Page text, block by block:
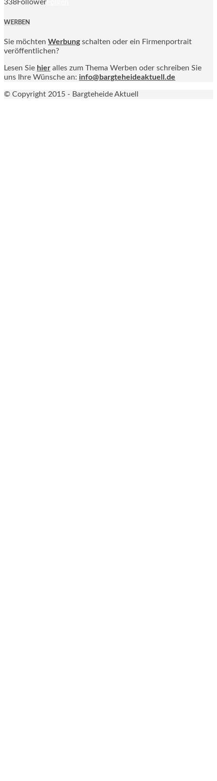
338Follower
WERBEN
Sie möchten Werbung schalten oder ein Firmenportrait
veröffentlichen?
Lesen Sie hier alles zum Thema Werben oder schreiben Sie
uns Ihre Wünsche an: info@bargteheideaktuell.de
© Copyright 2015 - Bargteheide Aktuell